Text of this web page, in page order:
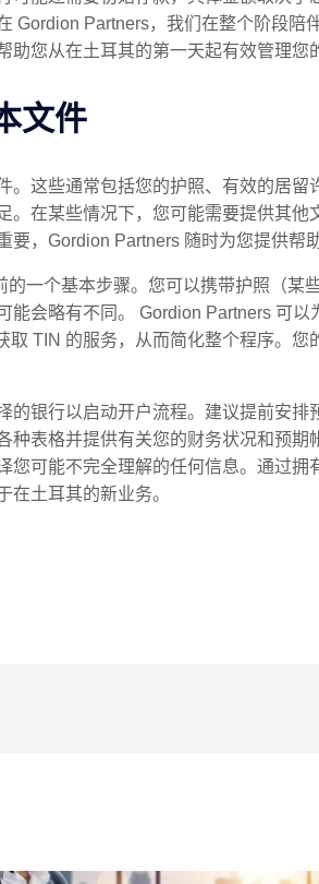
Gordion Partners，我们在整个阶段陪
您从在土耳其的第一天起有效管理您
文件
。这些通常包括您的护照、有效的居
。在某些情况下，您可能需要提供其
，Gordion Partners 随时为您提供帮
一个基本步骤。您可以携带护照（某
能会略有不同。 Gordion Partners 可
TIN 的服务，从而简化整个程序。
的银行以启动开户流程。建议提前安
表格并提供有关您的财务状况和预期
您可能不完全理解的任何信息。通过
土耳其的新业务。